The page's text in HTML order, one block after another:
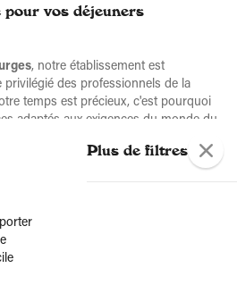
Plus de filtres
vos déjeuners
, notre établissement est
privilégié des professionnels de la
temps est précieux, c'est pourquoi
adaptés aux exigences du monde du
et élégant pour
d'un plat savoureux.
permettant de maîtriser votre budget
de qualité.